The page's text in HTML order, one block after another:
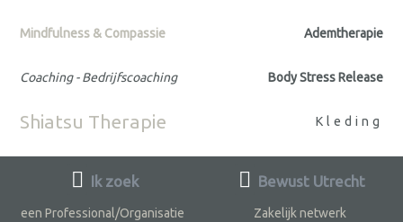
Mindfulness & Compassie Ademtherapie
Coaching - Bedrijfscoaching Body Stress Release
Shiatsu Therapie Kleding
Ik zoek
een Professional/Organisatie
Bewust Utrecht
Zakelijk netwerk